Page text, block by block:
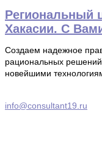
Перейти
к
содержимому
Региональный
Хакасии. С
Создаем надежное
рациональных решений
новейшими
info@consultant19.ru